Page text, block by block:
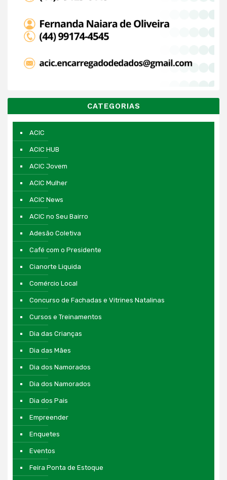
CATEGORIAS
ACIC
ACIC HUB
ACIC Jovem
ACIC Mulher
ACIC News
ACIC no Seu Bairro
Adesão Coletiva
Café com o Presidente
Cianorte Liquida
Comércio Local
Concurso de Fachadas e Vitrines Natalinas
Cursos e Treinamentos
Dia das Crianças
Dia das Mães
Dia dos Namorados
Dia dos Namorados
Dia dos Pais
Empreender
Enquetes
Eventos
Feira Ponta de Estoque